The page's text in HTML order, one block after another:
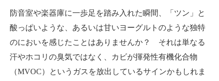
防音室や楽器庫に一歩足を踏み入れた瞬間、「ツン」と
酸っぱいような、あるいは甘いヨーグルトのような独特
のにおいを感じたことはありませんか？ それは単なる
汗やホコリの臭気ではなく、カビが揮発性有機化合物
（MVOC）というガスを放出しているサインかもしれま